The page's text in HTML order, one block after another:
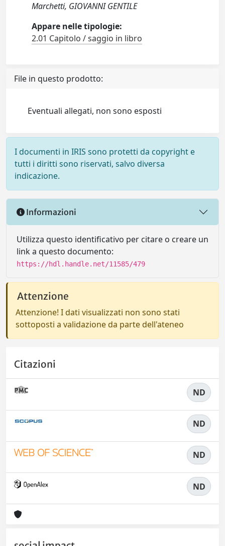
Marchetti, GIOVANNI GENTILE
Appare nelle tipologie:
2.01 Capitolo / saggio in libro
File in questo prodotto:
Eventuali allegati, non sono esposti
I documenti in IRIS sono protetti da copyright e
tutti i diritti sono riservati, salvo diversa
indicazione.
Informazioni
Utilizza questo identificativo per citare o creare un
link a questo documento:
https://hdl.handle.net/11585/479
Attenzione
Attenzione! I dati visualizzati non sono stati
sottoposti a validazione da parte dell'ateneo
Citazioni
ND
ND
ND
ND